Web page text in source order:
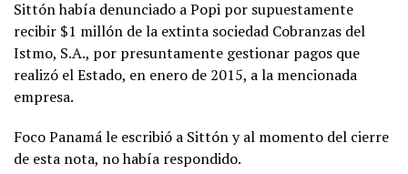
Sittón había denunciado a Popi por supuestamente
recibir $1 millón de la extinta sociedad Cobranzas del
Istmo, S.A., por presuntamente gestionar pagos que
realizó el Estado, en enero de 2015, a la mencionada
empresa.
Foco Panamá le escribió a Sittón y al momento del cierre
de esta nota, no había respondido.